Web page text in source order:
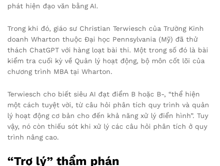
phát hiện đạo văn bằng AI.
Trong khi đó, giáo sư Christian Terwiesch của Trường Kinh
doanh Wharton thuộc Đại học Pennsylvania (Mỹ) đã thử
thách ChatGPT với hàng loạt bài thi. Một trong số đó là bài
kiểm tra cuối kỳ về Quản lý hoạt động, bộ môn cốt lõi của
chương trình MBA tại Wharton.
Terwiesch cho biết siêu AI đạt điểm B hoặc B-, “thể hiện
một cách tuyệt vời, từ câu hỏi phân tích quy trình và quản
lý hoạt động cơ bản cho đến khả năng xử lý điển hình”. Tuy
vậy, nó còn thiếu sót khi xử lý các câu hỏi phân tích ở quy
trình nâng cao.
“Trợ lý” thẩm phán